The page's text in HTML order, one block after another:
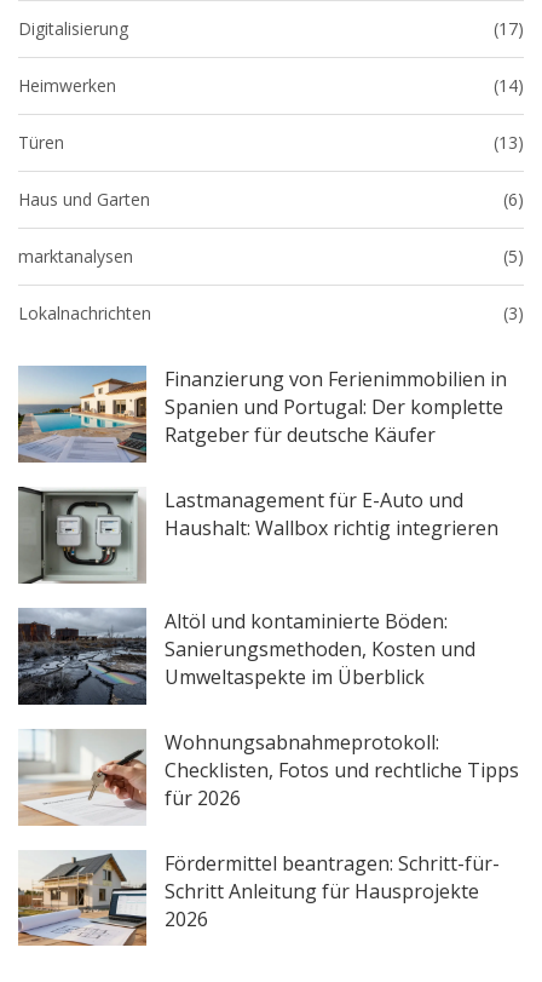
Digitalisierung (17)
Heimwerken (14)
Türen (13)
Haus und Garten (6)
marktanalysen (5)
Lokalnachrichten (3)
Finanzierung von Ferienimmobilien in
Spanien und Portugal: Der komplette
Ratgeber für deutsche Käufer
Lastmanagement für E-Auto und
Haushalt: Wallbox richtig integrieren
Altöl und kontaminierte Böden:
Sanierungsmethoden, Kosten und
Umweltaspekte im Überblick
Wohnungsabnahmeprotokoll:
Checklisten, Fotos und rechtliche Tipps
für 2026
Fördermittel beantragen: Schritt-für-
Schritt Anleitung für Hausprojekte
2026